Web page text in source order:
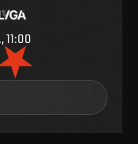
11:00